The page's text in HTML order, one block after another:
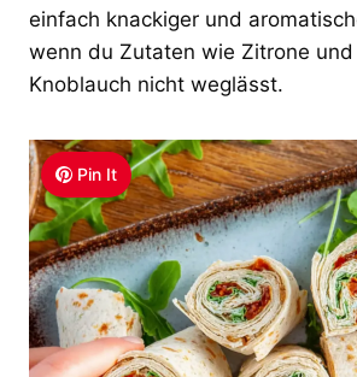
einfach knackiger und
wenn du Zutaten wie Zitrone
Knoblauch nicht weglässt.
Pin It